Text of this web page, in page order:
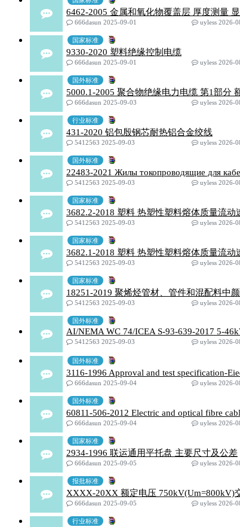
6462-2005 金属和氧化物覆盖层 厚度测量
666dasun 2025-09-01
uyless 2026-
国家标准
9330-2020 塑料绝缘控制电缆
666dasun 2025-09-01
uyless 2026-
国外标准
5000.1-2005 聚合物绝缘电力电缆 第1部分
666dasun 2025-09-03
uyless 2026-
行业标准
431-2020 铝包殷钢芯耐热铝合金绞线
5412563 2025-09-03
uyless 2026-
国外标准
22483-2021 Жилы токопроводящие для
5412563 2025-09-03
uyless 2026-
国家标准
3682.2-2018 塑料 热塑性塑料熔体质量流
5412563 2025-09-03
uyless 2026-
国家标准
3682.1-2018 塑料 热塑性塑料熔体质量流
5412563 2025-09-03
uyless 2026-
国家标准
18251-2019 聚烯烃管材、管件和混配料中
5412563 2025-09-03
uyless 2026-
国外标准
AI/NEMA WC 74/ICEA S-93-639-2017 5-
5412563 2025-09-03
uyless 2026-
国外标准
3116-1996 Approval and test specification-
666dasun 2025-09-04
uyless 2026-
国外标准
60811-506-2012 Electric and optical fibre
666dasun 2025-09-04
uyless 2026-
国家标准
2934-1996 联运通用平托盘 主要尺寸及公差
666dasun 2025-09-05
uyless 2026-
报批标准
XXXX-20XX 额定电压 750kV(Um=800kV)
666dasun 2025-09-05
uyless 2026-
行业标准